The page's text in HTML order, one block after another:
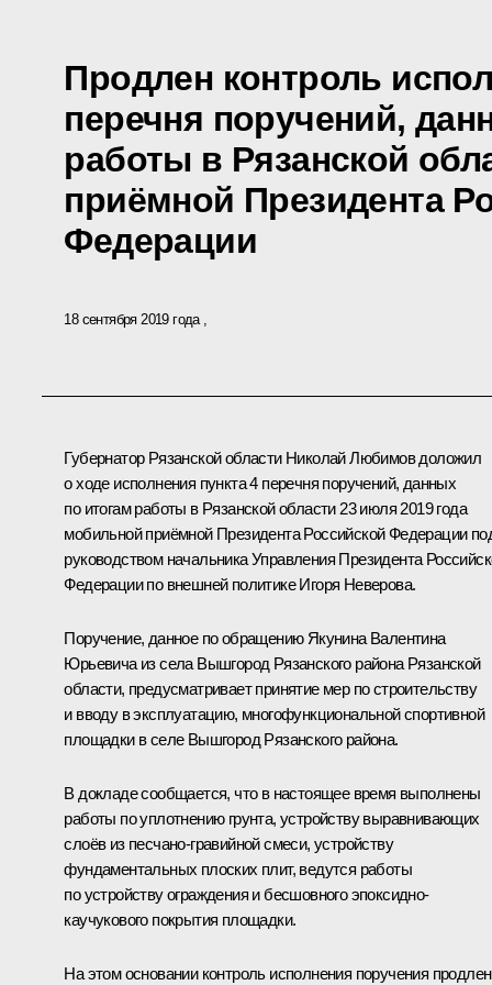
Продлен контроль
перечня поручений,
работы в Рязанской
приёмной Президента
Федерации
18 сентября 2019 года
Губернатор Рязанской области Николай Любимов доложил
о ходе исполнения пункта 4 перечня поручений, данных
по итогам работы в Рязанской области 23 июля 2019 года
мобильной приёмной Президента Российской Федерации
руководством начальника Управления Президента
Федерации по внешней политике Игоря Неверова.
Поручение, данное по обращению Якунина Валентина
Юрьевича из села Вышгород Рязанского района Рязанской
области, предусматривает принятие мер по строительству
и вводу в эксплуатацию, многофункциональной спортивной
площадки в селе Вышгород Рязанского района.
В докладе сообщается, что в настоящее время выполнены
работы по уплотнению грунта, устройству выравнивающих
слоёв из песчано-гравийной смеси, устройству
фундаментальных плоских плит, ведутся работы
по устройству ограждения и бесшовного эпоксидно-
каучукового покрытия площадки.
На этом основании контроль исполнения поручения продлен